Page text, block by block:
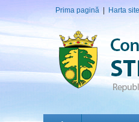
Prima pagină Harta